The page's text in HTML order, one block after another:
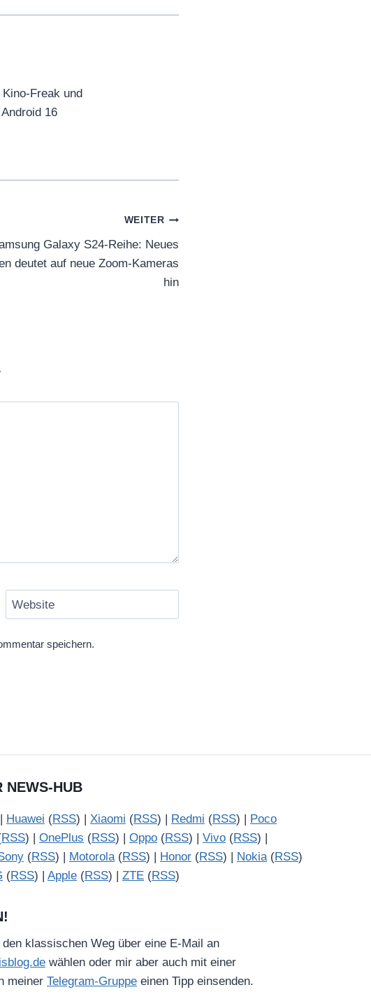
Freak und
16
WEITER
Galaxy S24-Reihe: Neues
deutet auf neue Zoom-Kameras
hin
Website
speichern.
NEWS-HUB
Huawei (RSS) | Xiaomi (RSS) | Redmi (RSS) | Poco
RSS) | OnePlus (RSS) | Oppo (RSS) | Vivo (RSS) |
(RSS) | Motorola(RSS) | Honor (RSS) | Nokia(RSS)
(RSS) | Apple (RSS) | ZTE (RSS)
klassischen Weg über eine E-Mail an
wählen oder mir aber auch mit einer
meiner Telegram-Gruppe einen Tipp einsenden.